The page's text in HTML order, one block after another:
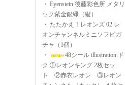
・ Eyenstein 後藤彩色所 メタリ
ック紫金銀緑（縦）
・ たたかえ！レオンズ 02 レ
オンチャンネルミニソフビガ
チャ（1個）
・
48シール illustration:ド
ク ①レオンキング 2枚セッ
ト ②赤衣レオン ③レオン